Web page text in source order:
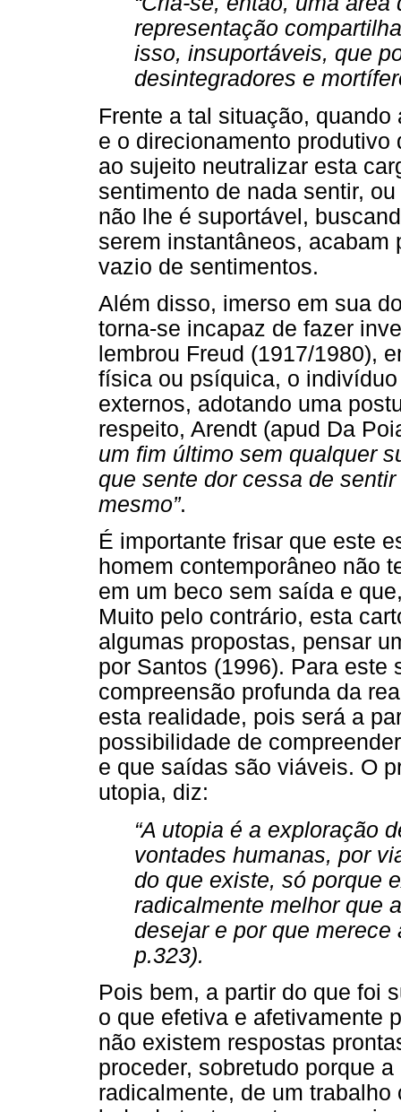
representação
isso, insuportáveis, que
desintegradores e
Frente a tal situação,
e o direcionamento produtivo
ao sujeito neutralizar esta
sentimento de nada sentir,
não lhe é suportável,
serem instantâneos, acabam
vazio de sentimentos.
Além disso, imerso em sua
torna-se incapaz de fazer
lembrou Freud (1917/1980),
física ou psíquica, o
externos, adotando uma
respeito, Arendt (apud Da
um fim último sem qualquer
que sente dor cessa de
mesmo”.
É importante frisar que este
homem contemporâneo não
em um beco sem saída e
Muito pelo contrário, esta
algumas propostas, pensar
por Santos (1996). Para este
compreensão profunda da
esta realidade, pois será a
possibilidade de
e que saídas são viáveis. O
utopia, diz:
“A utopia é a exploração
vontades humanas, por
do que existe, só porque
radicalmente melhor que
desejar e por que merece
p.323).
Pois bem, a partir do que foi
o que efetiva e afetivamente
não existem respostas
proceder, sobretudo porque
radicalmente, de um